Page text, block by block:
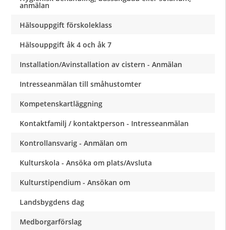
anmälan
Hälsouppgift förskoleklass
Hälsouppgift åk 4 och åk 7
Installation/Avinstallation av cistern - Anmälan
Intresseanmälan till småhustomter
Kompetenskartläggning
Kontaktfamilj / kontaktperson - Intresseanmälan
Kontrollansvarig - Anmälan om
Kulturskola - Ansöka om plats/Avsluta
Kulturstipendium - Ansökan om
Landsbygdens dag
Medborgarförslag